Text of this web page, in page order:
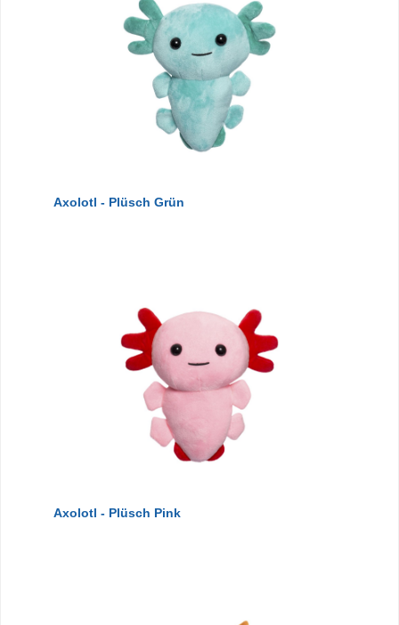
Axolotl - Plüsch Grün
Axolotl - Plüsch Pink